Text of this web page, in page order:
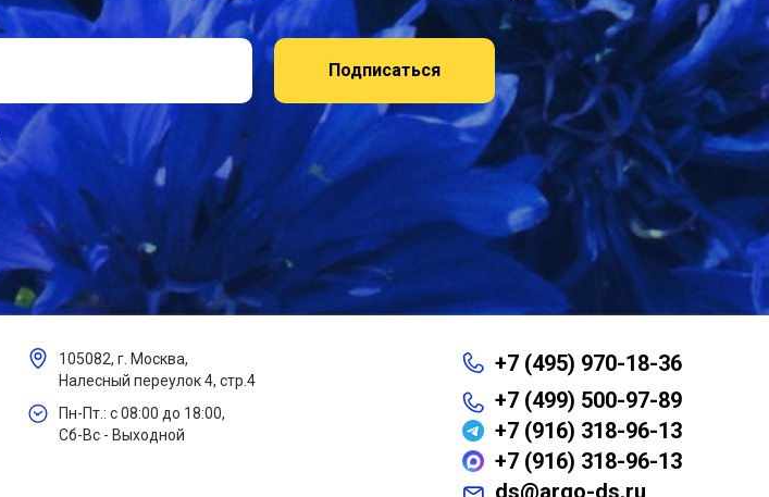
Подписаться
105082, г. Москва,
Налесный переулок 4, стр.4
Пн-Пт.: с 08:00 до 18:00,
Сб-Вс - Выходной
+7 (495) 970-18-36
+7 (499) 500-97-89
+7 (916) 318-96-13
+7 (916) 318-96-13
ds@argo-ds.ru